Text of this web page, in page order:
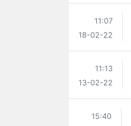
11:07
18-02-22
11:13
13-02-22
15:40